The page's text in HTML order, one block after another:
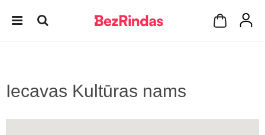
Iecavas Kultūras nams